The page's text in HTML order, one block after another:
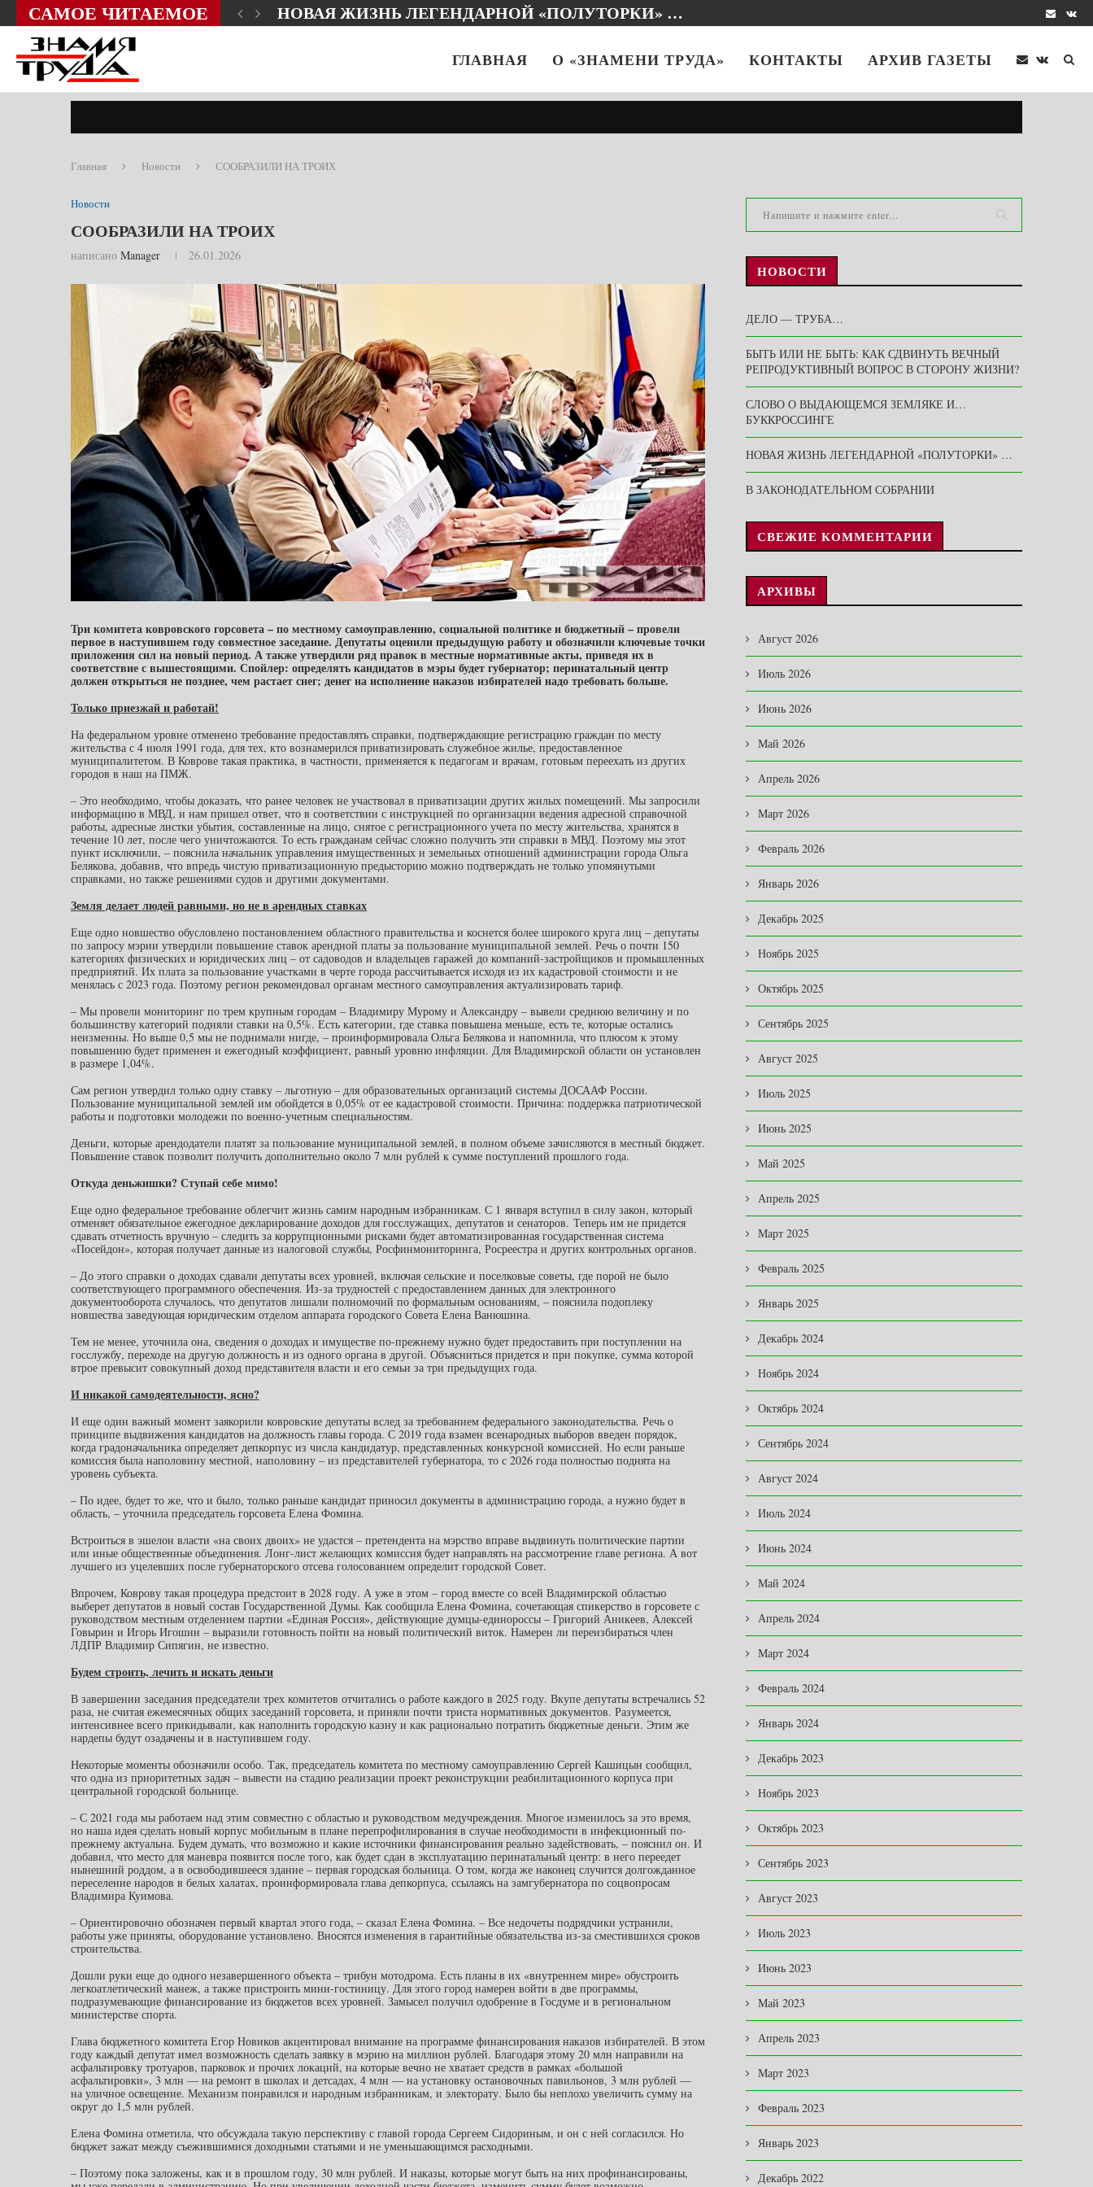
САМОЕ ЧИТАЕМОЕ НОВАЯ ЖИЗНЬ ЛЕГЕНДАРНОЙ «ПОЛУТОРКИ» …
ГЛАВНАЯ О «ЗНАМЕНИ ТРУДА» КОНТАКТЫ АРХИВ ГАЗЕТЫ
Главная Новости СООБРАЗИЛИ НА ТРОИХ
Новости
СООБРАЗИЛИ НА ТРОИХ
написано Manager 26.01.2026
Три комитета ковровского горсовета – по местному самоуправлению, социальной политике и бюджетный – провели
первое в наступившем году совместное заседание. Депутаты оценили предыдущую работу и обозначили ключевые точки
приложения сил на новый период. А также утвердили ряд правок в местные нормативные акты, приведя их в
соответствие с вышестоящими. Спойлер: определять кандидатов в мэры будет губернатор; перинатальный центр
должен открыться не позднее, чем растает снег; денег на исполнение наказов избирателей надо требовать больше.
Только приезжай и работай!
На федеральном уровне отменено требование предоставлять справки, подтверждающие регистрацию граждан по месту
жительства с 4 июля 1991 года, для тех, кто вознамерился приватизировать служебное жилье, предоставленное
муниципалитетом. В Коврове такая практика, в частности, применяется к педагогам и врачам, готовым переехать из других
городов в наш на ПМЖ.
– Это необходимо, чтобы доказать, что ранее человек не участвовал в приватизации других жилых помещений. Мы запросили
информацию в МВД, и нам пришел ответ, что в соответствии с инструкцией по организации ведения адресной справочной
работы, адресные листки убытия, составленные на лицо, снятое с регистрационного учета по месту жительства, хранятся в
течение 10 лет, после чего уничтожаются. То есть гражданам сейчас сложно получить эти справки в МВД. Поэтому мы этот
пункт исключили, – пояснила начальник управления имущественных и земельных отношений администрации города Ольга
Белякова, добавив, что впредь чистую приватизационную предысторию можно подтверждать не только упомянутыми
справками, но также решениями судов и другими документами.
Земля делает людей равными, но не в арендных ставках
Еще одно новшество обусловлено постановлением областного правительства и коснется более широкого круга лиц – депутаты
по запросу мэрии утвердили повышение ставок арендной платы за пользование муниципальной землей. Речь о почти 150
категориях физических и юридических лиц – от садоводов и владельцев гаражей до компаний-застройщиков и промышленных
предприятий. Их плата за пользование участками в черте города рассчитывается исходя из их кадастровой стоимости и не
менялась с 2023 года. Поэтому регион рекомендовал органам местного самоуправления актуализировать тариф.
– Мы провели мониторинг по трем крупным городам – Владимиру Мурому и Александру – вывели среднюю величину и по
большинству категорий подняли ставки на 0,5%. Есть категории, где ставка повышена меньше, есть те, которые остались
неизменны. Но выше 0,5 мы не поднимали нигде, – проинформировала Ольга Белякова и напомнила, что плюсом к этому
повышению будет применен и ежегодный коэффициент, равный уровню инфляции. Для Владимирской области он установлен
в размере 1,04%.
Сам регион утвердил только одну ставку – льготную – для образовательных организаций системы ДОСААФ России.
Пользование муниципальной землей им обойдется в 0,05% от ее кадастровой стоимости. Причина: поддержка патриотической
работы и подготовки молодежи по военно-учетным специальностям.
Деньги, которые арендодатели платят за пользование муниципальной землей, в полном объеме зачисляются в местный бюджет.
Повышение ставок позволит получить дополнительно около 7 млн рублей к сумме поступлений прошлого года.
Откуда деньжишки? Ступай себе мимо!
Еще одно федеральное требование облегчит жизнь самим народным избранникам. С 1 января вступил в силу закон, который
отменяет обязательное ежегодное декларирование доходов для госслужащих, депутатов и сенаторов. Теперь им не придется
сдавать отчетность вручную – следить за коррупционными рисками будет автоматизированная государственная система
«Посейдон», которая получает данные из налоговой службы, Росфинмониторинга, Росреестра и других контрольных органов.
– До этого справки о доходах сдавали депутаты всех уровней, включая сельские и поселковые советы, где порой не было
соответствующего программного обеспечения. Из-за трудностей с предоставлением данных для электронного
документооборота случалось, что депутатов лишали полномочий по формальным основаниям, – пояснила подоплеку
новшества заведующая юридическим отделом аппарата городского Совета Елена Ванюшина.
Тем не менее, уточнила она, сведения о доходах и имуществе по-прежнему нужно будет предоставить при поступлении на
госслужбу, переходе на другую должность и из одного органа в другой. Объясниться придется и при покупке, сумма которой
втрое превысит совокупный доход представителя власти и его семьи за три предыдущих года.
И никакой самодеятельности, ясно?
И еще один важный момент заякорили ковровские депутаты вслед за требованием федерального законодательства. Речь о
принципе выдвижения кандидатов на должность главы города. С 2019 года взамен всенародных выборов введен порядок,
когда градоначальника определяет депкорпус из числа кандидатур, представленных конкурсной комиссией. Но если раньше
комиссия была наполовину местной, наполовину – из представителей губернатора, то с 2026 года полностью поднята на
уровень субъекта.
– По идее, будет то же, что и было, только раньше кандидат приносил документы в администрацию города, а нужно будет в
область, – уточнила председатель горсовета Елена Фомина.
Встроиться в эшелон власти «на своих двоих» не удастся – претендента на мэрство вправе выдвинуть политические партии
или иные общественные объединения. Лонг-лист желающих комиссия будет направлять на рассмотрение главе региона. А вот
лучшего из уцелевших после губернаторского отсева голосованием определит городской Совет.
Впрочем, Коврову такая процедура предстоит в 2028 году. А уже в этом – город вместе со всей Владимирской областью
выберет депутатов в новый состав Государственной Думы. Как сообщила Елена Фомина, сочетающая спикерство в горсовете с
руководством местным отделением партии «Единая Россия», действующие думцы-единороссы – Григорий Аникеев, Алексей
Говырин и Игорь Игошин – выразили готовность пойти на новый политический виток. Намерен ли переизбираться член
ЛДПР Владимир Сипягин, не известно.
Будем строить, лечить и искать деньги
В завершении заседания председатели трех комитетов отчитались о работе каждого в 2025 году. Вкупе депутаты встречались 52
раза, не считая ежемесячных общих заседаний горсовета, и приняли почти триста нормативных документов. Разумеется,
интенсивнее всего прикидывали, как наполнить городскую казну и как рационально потратить бюджетные деньги. Этим же
нардепы будут озадачены и в наступившем году.
Некоторые моменты обозначили особо. Так, председатель комитета по местному самоуправлению Сергей Кашицын сообщил,
что одна из приоритетных задач – вывести на стадию реализации проект реконструкции реабилитационного корпуса при
центральной городской больнице.
– С 2021 года мы работаем над этим совместно с областью и руководством медучреждения. Многое изменилось за это время,
но наша идея сделать новый корпус мобильным в плане перепрофилирования в случае необходимости в инфекционный по-
прежнему актуальна. Будем думать, что возможно и какие источники финансирования реально задействовать, – пояснил он. И
добавил, что место для маневра появится после того, как будет сдан в эксплуатацию перинатальный центр: в него переедет
нынешний роддом, а в освободившееся здание – первая городская больница. О том, когда же наконец случится долгожданное
переселение народов в белых халатах, проинформировала глава депкорпуса, ссылаясь на замгубернатора по соцвопросам
Владимира Куимова.
– Ориентировочно обозначен первый квартал этого года, – сказал Елена Фомина. – Все недочеты подрядчики устранили,
работы уже приняты, оборудование установлено. Вносятся изменения в гарантийные обязательства из-за сместившихся сроков
строительства.
Дошли руки еще до одного незавершенного объекта – трибун мотодрома. Есть планы в их «внутреннем мире» обустроить
легкоатлетический манеж, а также пристроить мини-гостиницу. Для этого город намерен войти в две программы,
подразумевающие финансирование из бюджетов всех уровней. Замысел получил одобрение в Госдуме и в региональном
министерстве спорта.
Глава бюджетного комитета Егор Новиков акцентировал внимание на программе финансирования наказов избирателей. В этом
году каждый депутат имел возможность сделать заявку в мэрию на миллион рублей. Благодаря этому 20 млн направили на
асфальтировку тротуаров, парковок и прочих локаций, на которые вечно не хватает средств в рамках «большой
асфальтировки», 3 млн — на ремонт в школах и детсадах, 4 млн — на установку остановочных павильонов, 3 млн рублей —
на уличное освещение. Механизм понравился и народным избранникам, и электорату. Было бы неплохо увеличить сумму на
округ до 1,5 млн рублей.
Елена Фомина отметила, что обсуждала такую перспективу с главой города Сергеем Сидориным, и он с ней согласился. Но
бюджет зажат между съежившимися доходными статьями и не уменьшающимся расходными.
– Поэтому пока заложены, как и в прошлом году, 30 млн рублей. И наказы, которые могут быть на них профинансированы,
НОВОСТИ
ДЕЛО — ТРУБА…
БЫТЬ ИЛИ НЕ БЫТЬ: КАК СДВИНУТЬ ВЕЧНЫЙ
РЕПРОДУКТИВНЫЙ ВОПРОС В СТОРОНУ ЖИЗНИ?
СЛОВО О ВЫДАЮЩЕМСЯ ЗЕМЛЯКЕ И…
БУККРОССИНГЕ
НОВАЯ ЖИЗНЬ ЛЕГЕНДАРНОЙ «ПОЛУТОРКИ» …
В ЗАКОНОДАТЕЛЬНОМ СОБРАНИИ
СВЕЖИЕ КОММЕНТАРИИ
АРХИВЫ
Август 2026
Июль 2026
Июнь 2026
Май 2026
Апрель 2026
Март 2026
Февраль 2026
Январь 2026
Декабрь 2025
Ноябрь 2025
Октябрь 2025
Сентябрь 2025
Август 2025
Июль 2025
Июнь 2025
Май 2025
Апрель 2025
Март 2025
Февраль 2025
Январь 2025
Декабрь 2024
Ноябрь 2024
Октябрь 2024
Сентябрь 2024
Август 2024
Июль 2024
Июнь 2024
Май 2024
Апрель 2024
Март 2024
Февраль 2024
Январь 2024
Декабрь 2023
Ноябрь 2023
Октябрь 2023
Сентябрь 2023
Август 2023
Июль 2023
Июнь 2023
Май 2023
Апрель 2023
Март 2023
Февраль 2023
Январь 2023
Декабрь 2022